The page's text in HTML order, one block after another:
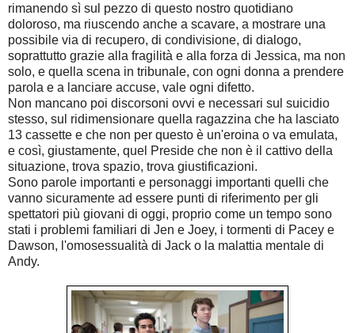
rimanendo sì sul pezzo di questo nostro quotidiano
doloroso, ma riuscendo anche a scavare, a mostrare una
possibile via di recupero, di condivisione, di dialogo,
soprattutto grazie alla fragilità e alla forza di Jessica, ma non
solo, e quella scena in tribunale, con ogni donna a prendere
parola e a lanciare accuse, vale ogni difetto.
Non mancano poi discorsoni ovvi e necessari sul suicidio
stesso, sul ridimensionare quella ragazzina che ha lasciato
13 cassette e che non per questo è un'eroina o va emulata,
e così, giustamente, quel Preside che non è il cattivo della
situazione, trova spazio, trova giustificazioni.
Sono parole importanti e personaggi importanti quelli che
vanno sicuramente ad essere punti di riferimento per gli
spettatori più giovani di oggi, proprio come un tempo sono
stati i problemi familiari di Jen e Joey, i tormenti di Pacey e
Dawson, l'omosessualità di Jack o la malattia mentale di
Andy.